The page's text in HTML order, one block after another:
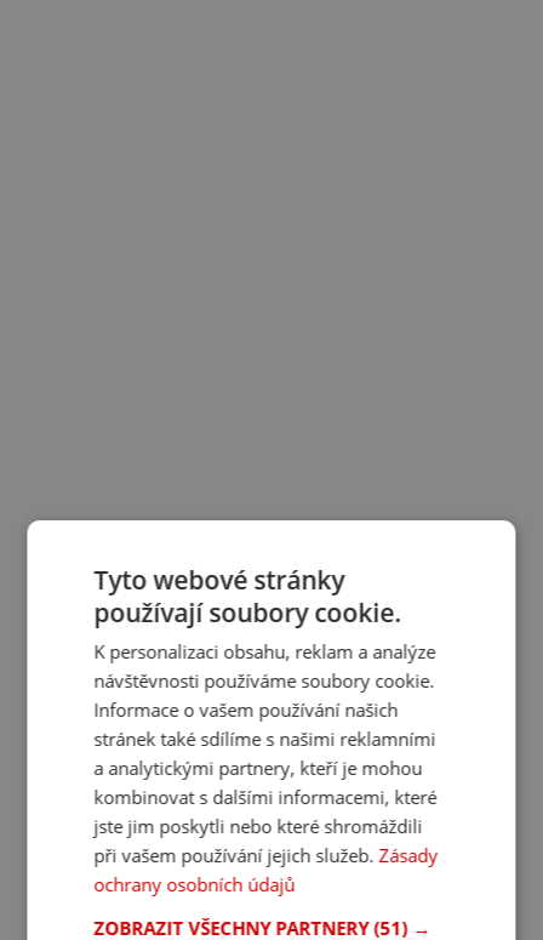
Tyto webové stránky
používají soubory cookie.
K personalizaci obsahu, reklam a analýze
návštěvnosti používáme soubory cookie.
Informace o vašem používání našich
stránek také sdílíme s našimi reklamními
a analytickými partnery, kteří je mohou
kombinovat s dalšími informacemi, které
jste jim poskytli nebo které shromáždili
při vašem používání jejich služeb.Zásady
ochrany osobních údajů
ZOBRAZIT VŠECHNY PARTNERY(51) →